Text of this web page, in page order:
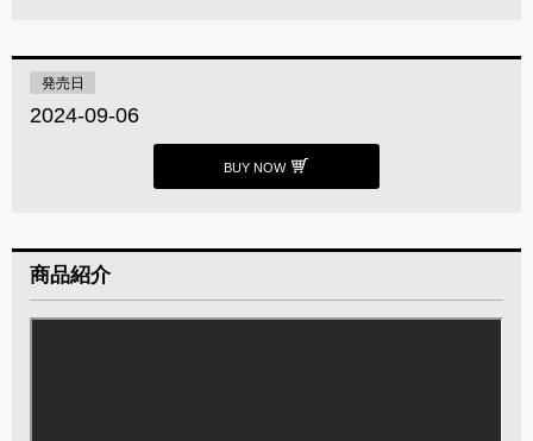
発売日
2024-09-06
BUY NOW
商品紹介